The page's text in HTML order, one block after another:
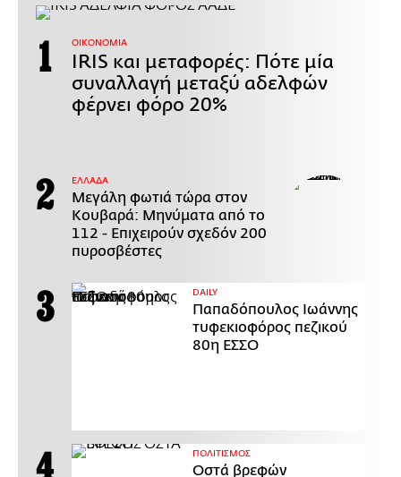
ΟΙΚΟΝΟΜΙΑ
IRIS και μεταφορές: Πότε μία
συναλλαγή μεταξύ αδελφών
φέρνει φόρο 20%
ΕΛΛΑΔΑ
Μεγάλη φωτιά τώρα στον
Κουβαρά: Μηνύματα από το
112 - Επιχειρούν σχεδόν 200
πυροσβέστες
DAILY
Παπαδόπουλος Ιωάννης
τυφεκιοφόρος πεζικού
80η ΕΣΣΟ
ΠΟΛΙΤΙΣΜΟΣ
Οστά βρεφών